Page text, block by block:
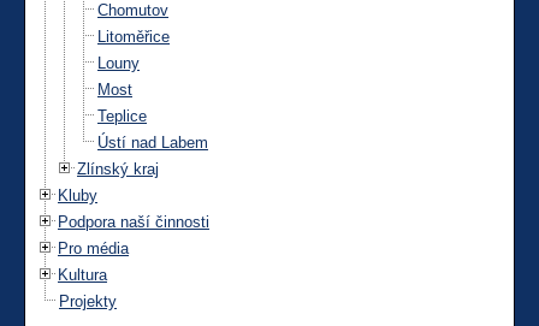
Chomutov
Litoměřice
Louny
Most
Teplice
Ústí nad Labem
Zlínský kraj
Kluby
Podpora naší činnosti
Pro média
Kultura
Projekty